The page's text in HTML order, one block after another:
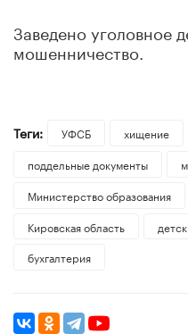
Заведено уголовное
мошенничество.
Теги: УФСБ хищение
поддельные документы
Министерство образования
Кировская область
бухгалтерия